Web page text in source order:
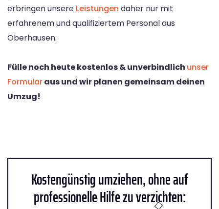
erbringen unsere Leistungen daher nur mit
erfahrenem und qualifiziertem Personal aus
Oberhausen.
Fülle noch heute kostenlos & unverbindlich unser
Formularaus und wir planen gemeinsam deinen
Umzug!
Kostengünstig umziehen, ohne auf
professionelle Hilfe zu verzichten: